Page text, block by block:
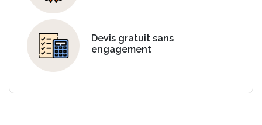
Devis gratuit sans
engagement